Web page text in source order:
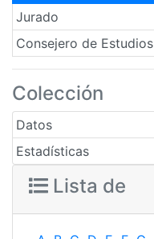
Jurado
Consejero de Estudios
Colección
Datos
Estadísticas
Lista de